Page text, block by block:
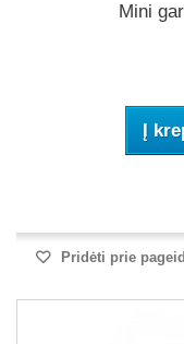
Mini
Į
Pridėti prie